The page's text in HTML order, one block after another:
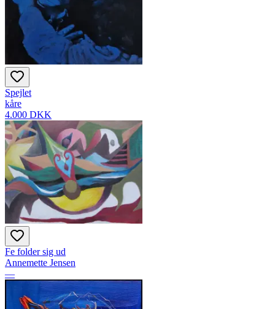
Spejlet
kåre
4.000 DKK
Fe folder sig ud
Annemette Jensen
—